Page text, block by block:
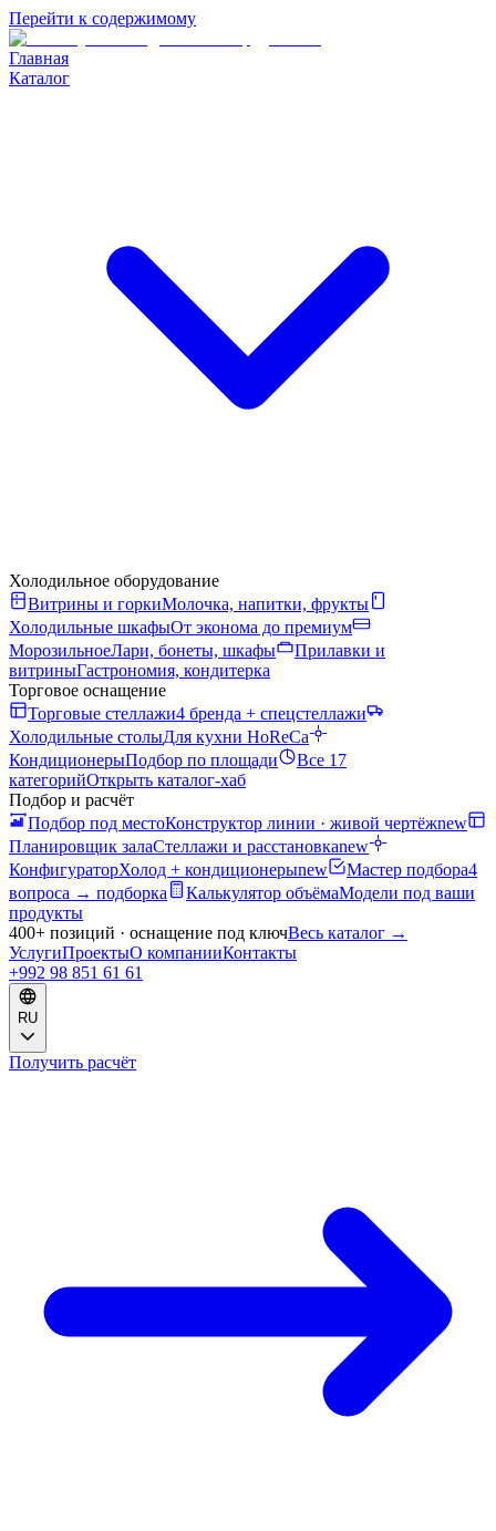
Перейти к содержимому
Главная
Каталог
Холодильное оборудование
Витрины и горкиМолочка, напитки, фрукты
Холодильные шкафыОт эконома до премиум
МорозильноеЛари, бонеты, шкафы
Прилавки и
витриныГастрономия, кондитерка
Торговое оснащение
Торговые стеллажи4 бренда + спецстеллажи
Холодильные столыДля кухни HoReCa
КондиционерыПодбор по площади
Все 17
категорийОткрыть каталог-хаб
Подбор и расчёт
Подбор под местоКонструктор линии · живой чертёжnew
Планировщик залаСтеллажи и расстановкаnew
КонфигураторХолод + кондиционерыnew Мастер подбора4
вопроса → подборка
Калькулятор объёмаМодели под ваши
продукты
400+ позиций · оснащение под ключВесь каталог →
УслугиПроектыО компанииКонтакты
+992 98 851 61 61
RU
Получить расчёт